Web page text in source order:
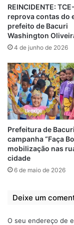
empresa até
O órgão
auditoria
A
designada
TCE-MA.
havia se
medida
Procurada
Prefeitura
matéria.
REINCIDENTE:
reprova contas do
prefeito de Bacuri
Washington
4 de junho de 2026
Prefeitura de
campanha “Faça
mobilização nas
cidade
6 de maio de 2026
Deixe um
O seu endereço de